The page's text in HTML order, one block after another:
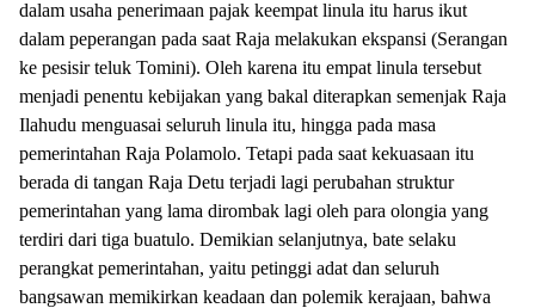
dalam usaha penerimaan pajak keempat linula itu harus ikut
dalam peperangan pada saat Raja melakukan ekspansi (Serangan
ke pesisir teluk Tomini). Oleh karena itu empat linula tersebut
menjadi penentu kebijakan yang bakal diterapkan semenjak Raja
Ilahudu menguasai seluruh linula itu, hingga pada masa
pemerintahan Raja Polamolo. Tetapi pada saat kekuasaan itu
berada di tangan Raja Detu terjadi lagi perubahan struktur
pemerintahan yang lama dirombak lagi oleh para olongia yang
terdiri dari tiga buatulo. Demikian selanjutnya, bate selaku
perangkat pemerintahan, yaitu petinggi adat dan seluruh
bangsawan memikirkan keadaan dan polemik kerajaan, bahwa